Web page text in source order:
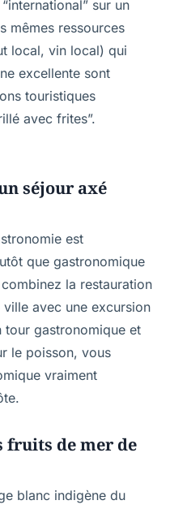
sur un
mêmes ressources
local, vin local) qui
excellente sont
touristiques
avec frites”.
séjour axé
est
que gastronomique
la restauration
avec une excursion
tour gastronomique et
le poisson, vous
vraiment
fruits de mer de
blanc indigène du